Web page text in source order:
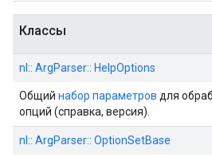
Классы
nl:: ArgParser:: HelpOptions
Общий набор параметров для
опций (справка, версия).
nl:: ArgParser:: OptionSetBase